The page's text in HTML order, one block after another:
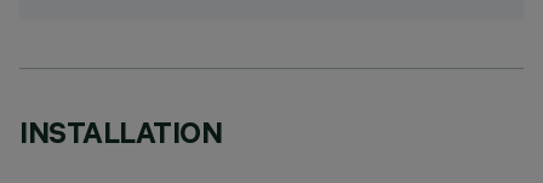
INSTALLATION